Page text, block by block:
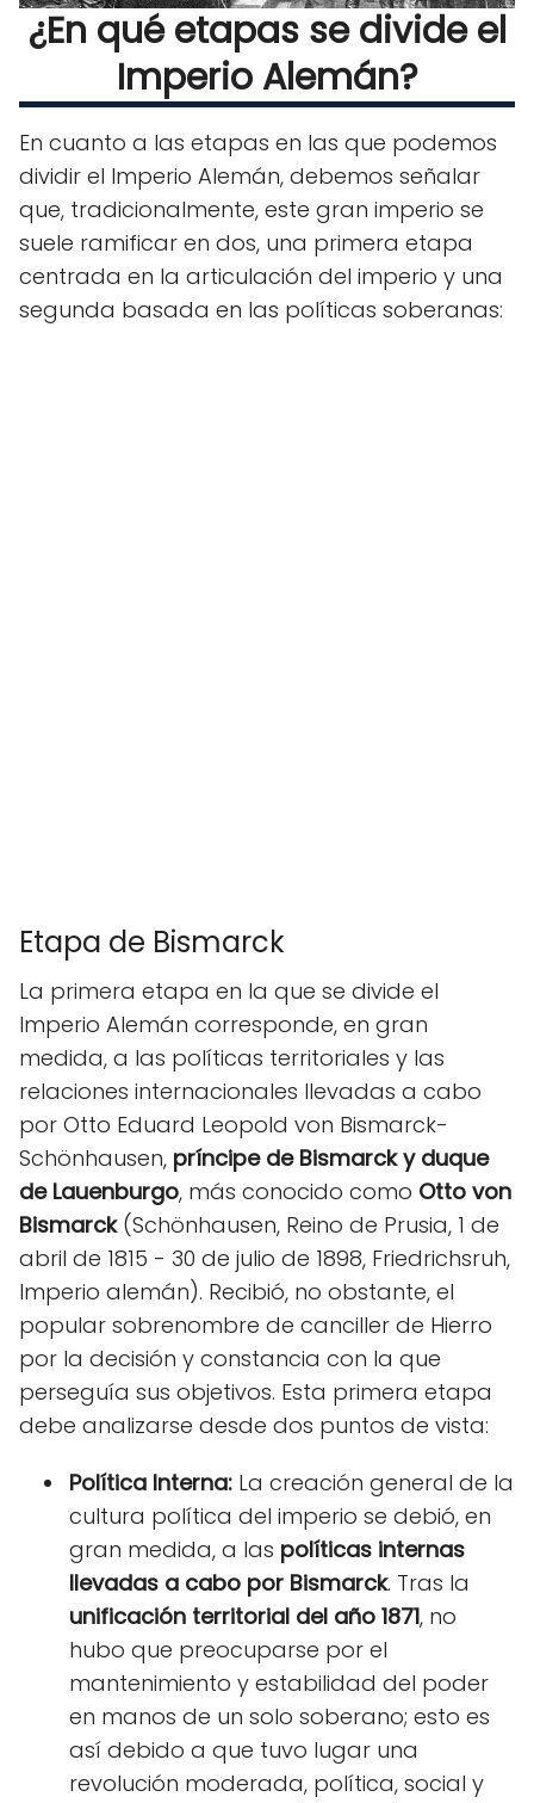
¿En qué etapas se divide el
Imperio Alemán?
En cuanto a las etapas en las que podemos
dividir el Imperio Alemán, debemos señalar
que, tradicionalmente, este gran imperio se
suele ramificar en dos, una primera etapa
centrada en la articulación del imperio y una
segunda basada en las políticas soberanas:
Etapa de Bismarck
La primera etapa en la que se divide el
Imperio Alemán corresponde, en gran
medida, a las políticas territoriales y las
relaciones internacionales llevadas a cabo
por Otto Eduard Leopold von Bismarck-
Schönhausen, príncipe de Bismarck y duque
de Lauenburgo, más conocido como Otto von
Bismarck(Schönhausen, Reino de Prusia, 1 de
abril de 1815 - 30 de julio de 1898, Friedrichsruh,
Imperio alemán). Recibió, no obstante, el
popular sobrenombre de canciller de Hierro
por la decisión y constancia con la que
perseguía sus objetivos. Esta primera etapa
debe analizarse desde dos puntos de vista:
Política Interna: La creación general de la
cultura política del imperio se debió, en
gran medida, a las políticas internas
llevadas a cabo por Bismarck. Tras la
unificación territorial del año 1871, no
hubo que preocuparse por el
mantenimiento y estabilidad del poder
en manos de un solo soberano; esto es
así debido a que tuvo lugar una
revolución moderada, política, social y